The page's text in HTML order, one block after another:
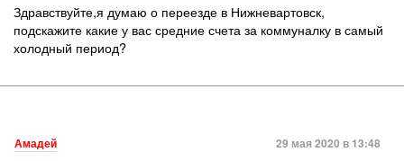
Здравствуйте,я думаю о переезде в Нижневартовск,
подскажите какие у вас средние счета за коммуналку в самый
холодный период?
Амадей 29 мая 2020 в 13:48